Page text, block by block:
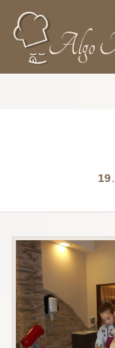
19 .